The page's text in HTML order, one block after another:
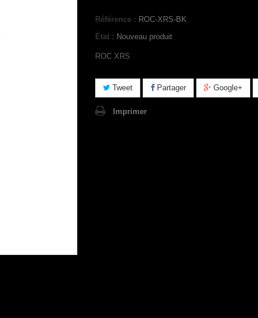
Référence : ROC-XRS-BK
État : Nouveau produit
ROC XRS
Tweet Partager Google+
Imprimer